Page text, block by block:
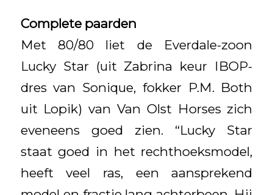
Complete paarden
Met 80/80 liet de Everdale-zoon
Lucky Star (uit Zabrina keur IBOP-
dres van Sonique, fokker P.M. Both
uit Lopik) van Van Olst Horses zich
eveneens goed zien. “Lucky Star
staat goed in het rechthoeksmodel,
heeft veel ras, een aansprekend